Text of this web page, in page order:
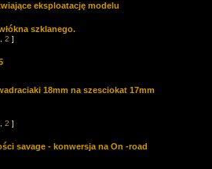
eksploatację modelu
szklanego.
2 ]
18mm na szesciokat 17mm
2 ]
savage - konwersja na On -road